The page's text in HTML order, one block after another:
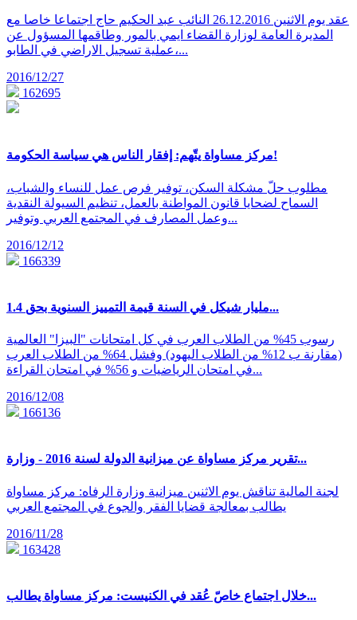
عقد يوم الاثنين 26.12.2016 النائب عبد الحكيم حاج اجتماعا خاصا مع
المديرة العامة لوزارة القضاء ايمي بالمور وطاقمها المسؤول عن
عملية تسجيل الاراضي في الطابو،...
2016/12/27
162695
مركز مساواة يتّهم: إفقار الناس هي سياسة الحكومة!
مطلوب حلّ مشكلة السكن، توفير فرص عمل للنساء والشباب،
السماح لضحايا قانون المواطنة بالعمل، تنظيم السيولة النقدية
وعمل المصارف في المجتمع العربي وتوفير...
2016/12/12
166339
1.4 مليار شيكل في السنة قيمة التمييز السنوية بحق...
رسوب 45% من الطلاب العرب في كل امتحانات "البيزا" العالمية
(مقارنة ب 12% من الطلاب اليهود) وفشل 64% من الطلاب العرب
في امتحان الرياضيات و 56% في امتحان القراءة...
2016/12/08
166136
تقرير مركز مساواة عن ميزانية الدولة لسنة 2016 - وزارة...
لجنة المالية تناقش يوم الاثنين ميزانية وزارة الرفاه: مركز مساواة
يطالب بمعالجة قضايا الفقر والجوع في المجتمع العربي
2016/11/28
163428
خلال اجتماع خاصّ عُقد في الكنيست: مركز مساواة يطالب...